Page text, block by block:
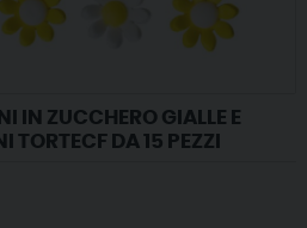
IN ZUCCHERO GIALLE E
TORTECF DA 15 PEZZI